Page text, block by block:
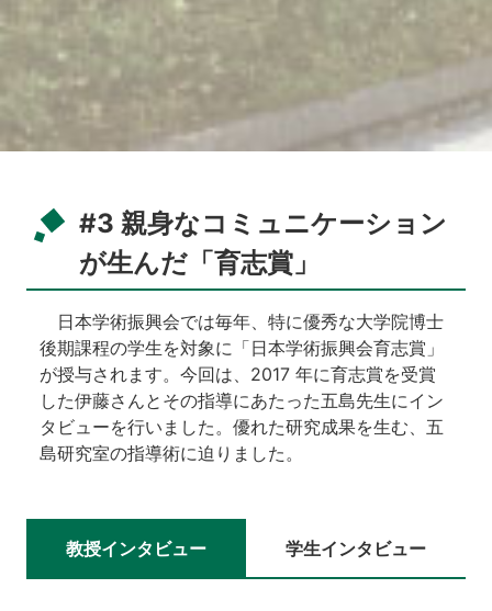
#3 親身なコミュニケーション
が生んだ「育志賞」
日本学術振興会では毎年、特に優秀な大学院博士
後期課程の学生を対象に「日本学術振興会育志賞」
が授与されます。今回は、2017 年に育志賞を受賞
した伊藤さんとその指導にあたった五島先生にイン
タビューを行いました。優れた研究成果を生む、五
島研究室の指導術に迫りました。
教授インタビュー 学生インタビュー